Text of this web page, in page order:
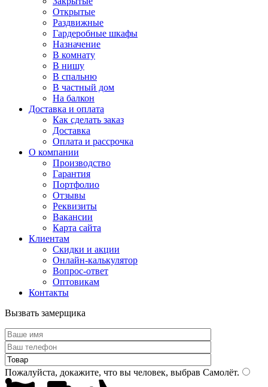
Открытые
Раздвижные
Гардеробные шкафы
Назначение
В комнату
В нишу
В спальню
В частный дом
На балкон
Доставка и оплата
Как сделать заказ
Доставка
Оплата и рассрочка
О компании
Производство
Гарантия
Портфолио
Отзывы
Реквизиты
Вакансии
Карта сайта
Клиентам
Скидки и акции
Онлайн-калькулятор
Вопрос-ответ
Оптовикам
Контакты
Вызвать замерщика
Пожалуйста, докажите, что вы человек, выбрав Самолёт.